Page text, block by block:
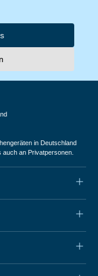
in Deutschland
an Privatpersonen.